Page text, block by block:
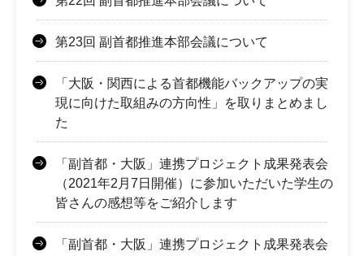
第23回 副首都推進本部会議について
「大阪・関西による首都機能バックアップの実
現に向けた取組みの方向性」を取りまとめまし
た
「副首都・大阪」連携プロジェクト成果発表会
（2021年2月7日開催）に参加いただいた学生の
皆さんの感想等をご紹介します
「副首都・大阪」連携プロジェクト成果発表会